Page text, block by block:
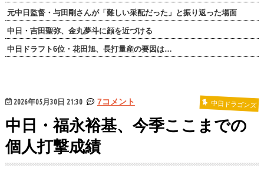
元中日監督・与田剛さんが「難しい采配だった」と振り返った場面
中日・吉田聖弥、金丸夢斗に顔を近づける
中日ドラフト6位・花田旭、長打量産の要因は…
2026年05月30日 21:30 7コメント 中日ドラゴンズ
中日・福永裕基、今季ここまでの
個人打撃成績